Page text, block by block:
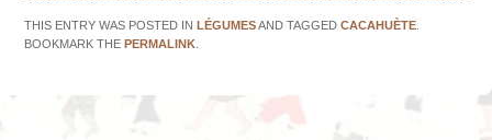
THIS ENTRY WAS POSTED IN LÉGUMESAND TAGGEDCACAHUÈTE.
BOOKMARK THE PERMALINK.